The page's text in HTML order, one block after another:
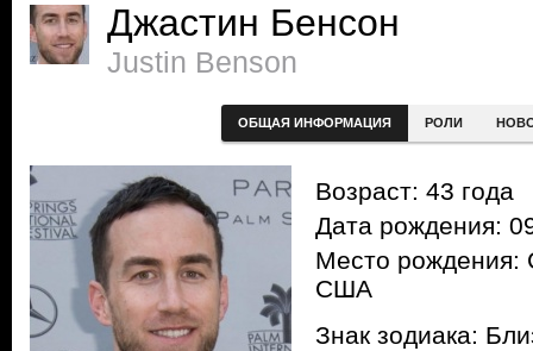
Джастин Бенсон
Justin Benson
ОБЩАЯ ИНФОРМАЦИЯ РОЛИ
Возраст: 43 года
Дата рождения:
Место рождения:
США
Знак зодиака: